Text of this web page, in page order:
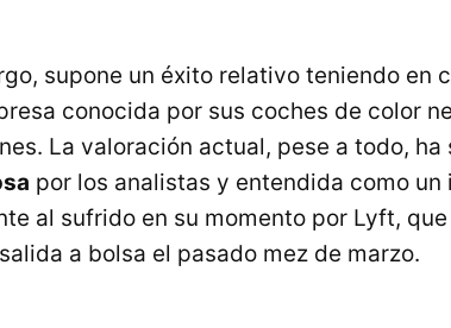
supone un éxito relativo teniendo en
conocida por sus coches de color
La valoración actual, pese a todo,
por los analistas y entendida como un
al sufrido en su momento por Lyft,
a bolsa el pasado mez de marzo.